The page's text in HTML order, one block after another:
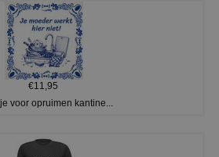
€11,95
voor opruimen kantine...